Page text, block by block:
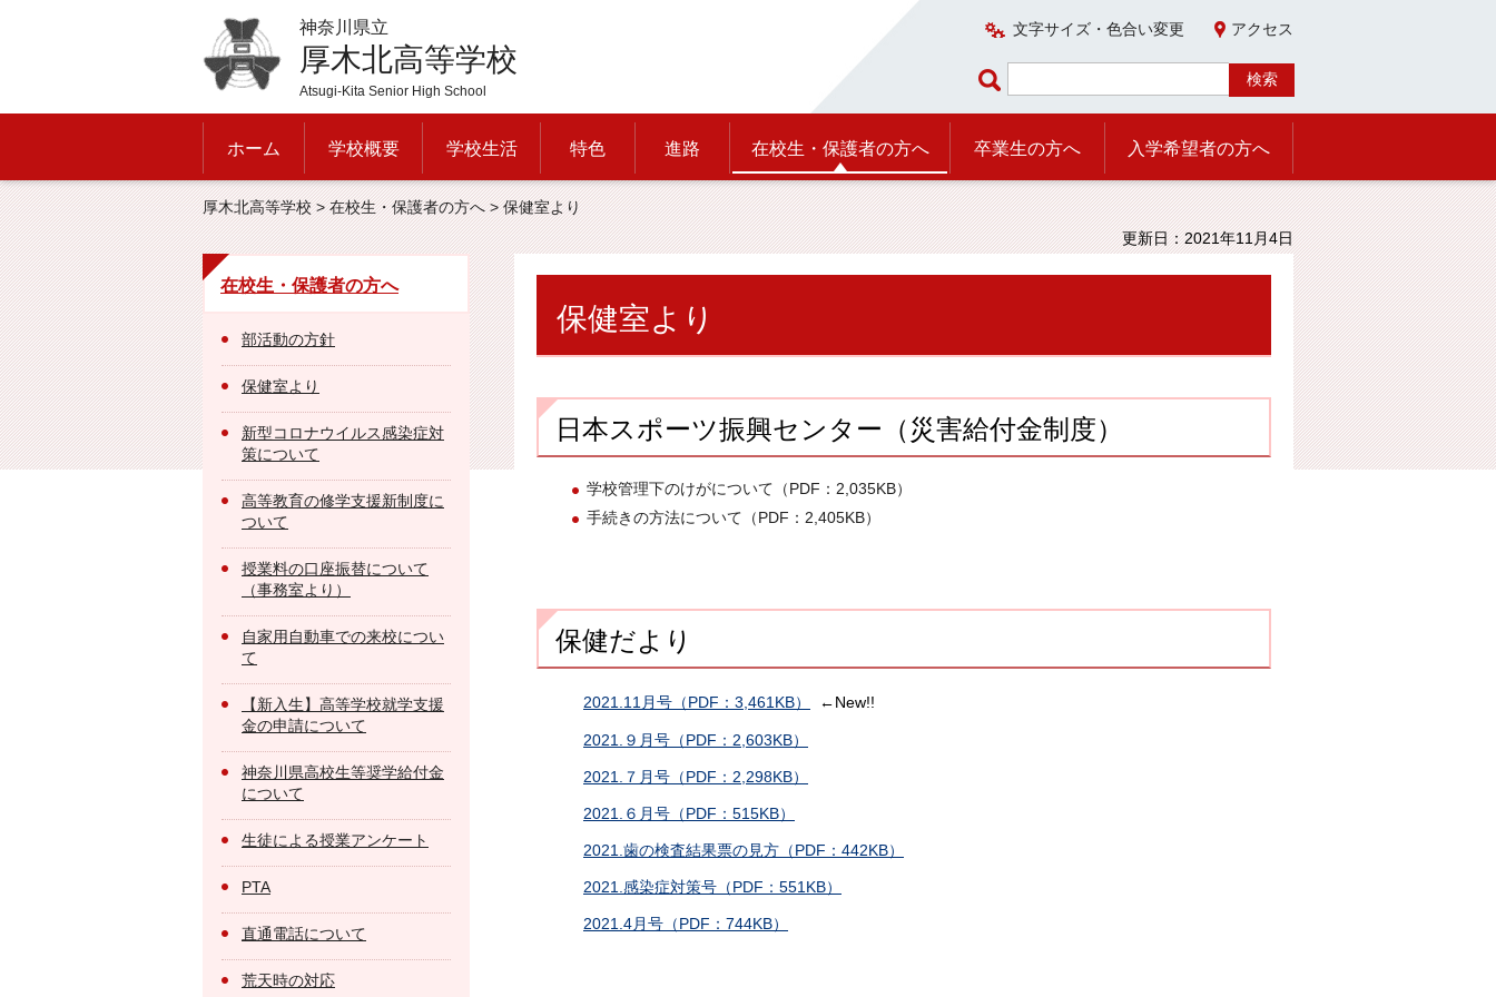
神奈川県立
厚木北高等学校
Atsugi-Kita Senior High School
文字サイズ・色合い変更 アクセス
ホーム 学校概要 学校生活 特色 進路 在校生・保護者の方へ 卒業生の方へ 入学希望者の方へ
厚木北高等学校>在校生・保護者の方へ> 保健室より
更新日：2021年11月4日
在校生・保護者の方へ
部活動の方針
保健室より
新型コロナウイルス感染症対
策について
高等教育の修学支援新制度に
ついて
授業料の口座振替について
（事務室より）
自家用自動車での来校につい
て
【新入生】高等学校就学支援
金の申請について
神奈川県高校生等奨学給付金
について
生徒による授業アンケート
PTA
直通電話について
荒天時の対応
保健室より
日本スポーツ振興センター（災害給付金制度）
学校管理下のけがについて（PDF：2,035KB）
手続きの方法について（PDF：2,405KB）
保健だより
2021.11月号（PDF：3,461KB） ←New!!
2021.９月号（PDF：2,603KB）
2021.７月号（PDF：2,298KB）
2021.６月号（PDF：515KB）
2021.歯の検査結果票の見方（PDF：442KB）
2021.感染症対策号（PDF：551KB）
2021.4月号（PDF：744KB）